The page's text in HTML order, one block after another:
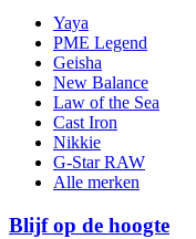
Yaya
PME Legend
Geisha
New Balance
Law of the Sea
Cast Iron
Nikkie
G-Star RAW
Alle merken
Blijf op de hoogte